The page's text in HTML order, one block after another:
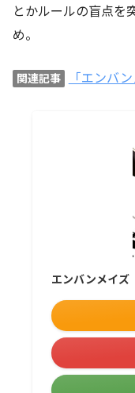
とかルールの盲点を
め。
関連記事 「エンバ
エンバンメイズ